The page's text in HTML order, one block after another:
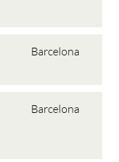
Barcelona
Barcelona